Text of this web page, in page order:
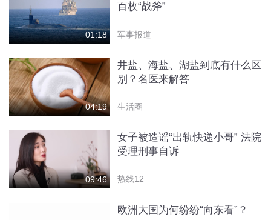
01:18
百枚“战斧”
军事报道
04:19
井盐、海盐、湖盐到底有什么区
别？名医来解答
生活圈
09:46
女子被造谣“出轨快递小哥” 法院
受理刑事自诉
热线12
欧洲大国为何纷纷“向东看”？